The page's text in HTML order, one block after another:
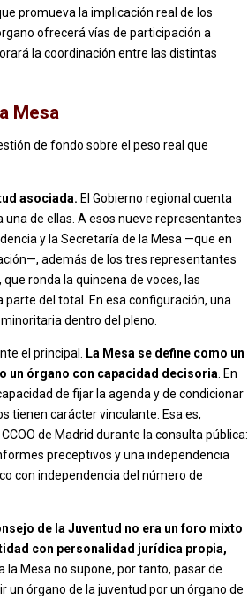
promueva la implicación real de los
ofrecerá vías de participación a
la coordinación entre las distintas
Mesa
de fondo sobre el peso real que
asociada. El Gobierno regional cuenta
de ellas. A esos nueve representantes
y la Secretaría de la Mesa —que en
además de los tres representantes
ronda la quincena de voces, las
del total. En esa configuración, una
dentro del pleno.
el principal.
La Mesa se define como un
un órgano con capacidad decisoria . En
de fijar la agenda y de condicionar
tienen carácter vinculante. Esa es,
de Madrid durante la consulta pública:
preceptivos y una independencia
con independencia del número de
de la Juventud no era un foro mixto
con personalidad jurídica propia,
la Mesa no supone, por tanto, pasar de
órgano de la juventud por un órgano de